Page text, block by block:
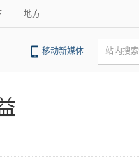
地方
移动新媒体 站内搜索